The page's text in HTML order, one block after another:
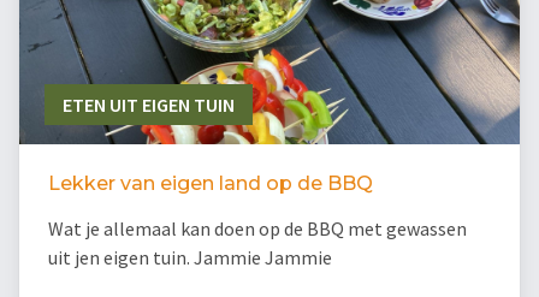
ETEN UIT EIGEN TUIN
Lekker van eigen land op de BBQ
Wat je allemaal kan doen op de BBQ met gewassen
uit jen eigen tuin. Jammie Jammie